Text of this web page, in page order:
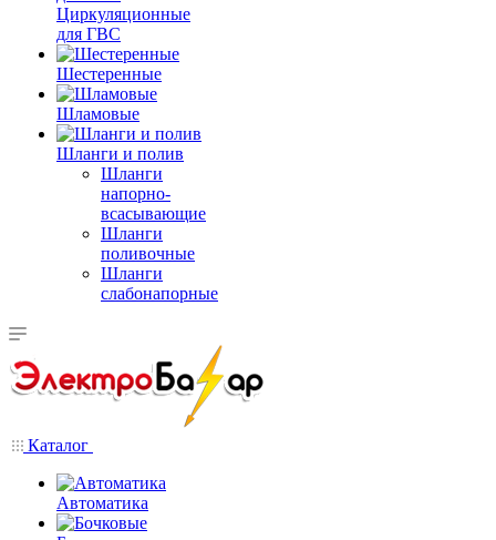
Циркуляционные
для ГВС
Шестеренные
Шламовые
Шланги и полив
Шланги
напорно-
всасывающие
Шланги
поливочные
Шланги
слабонапорные
Каталог
Автоматика